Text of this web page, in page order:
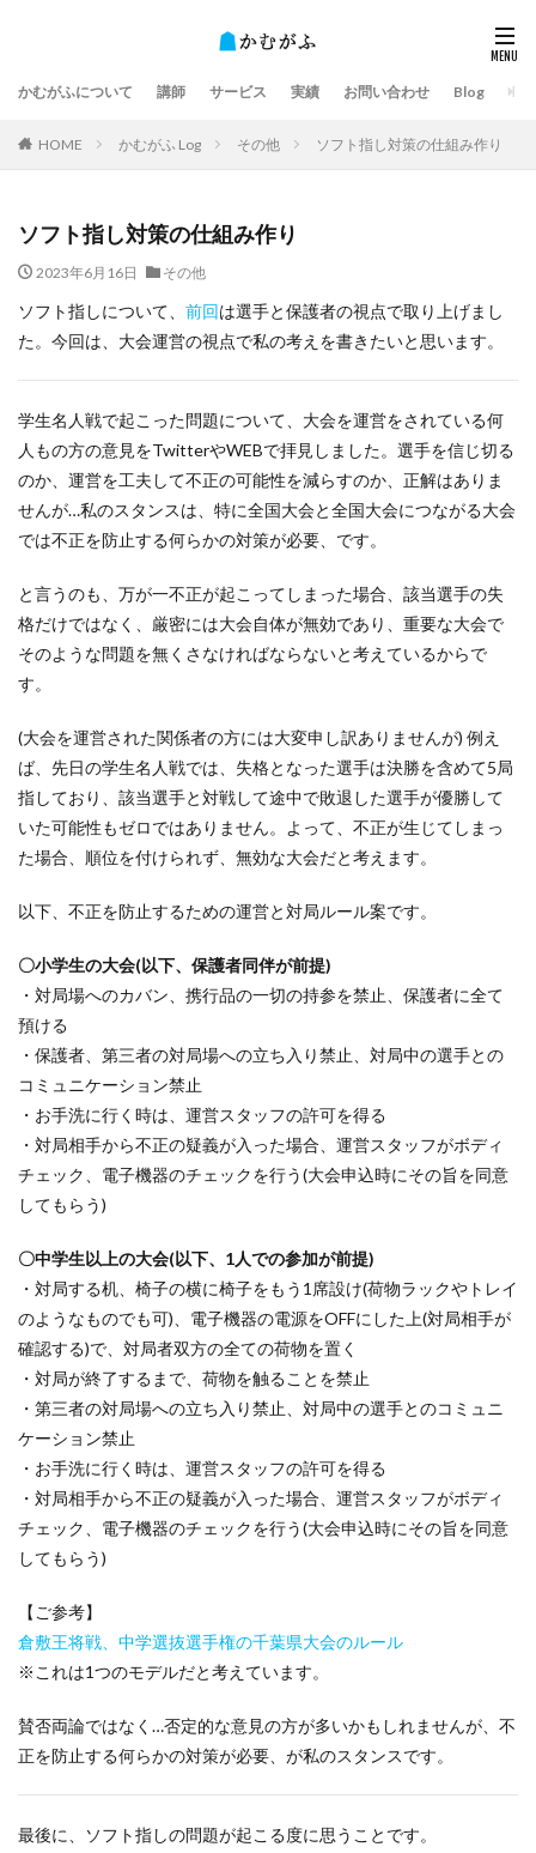
かむがふについて 講師 サービス 実績 お問い合わせ Blog
HOME かむがふ Log その他 ソフト指し対策の仕組み作り
ソフト指し対策の仕組み作り
2023年6月16日 その他
ソフト指しについて、 前回は選手と保護者の視点で取り上げまし
た。今回は、大会運営の視点で私の考えを書きたいと思います。
学生名人戦で起こった問題について、大会を運営をされている何
人もの方の意見をTwitterやWEBで拝見しました。選手を信じ切る
のか、運営を工夫して不正の可能性を減らすのか、正解はありま
せんが…私のスタンスは、特に全国大会と全国大会につながる大会
では不正を防止する何らかの対策が必要、です。
と言うのも、万が一不正が起こってしまった場合、該当選手の失
格だけではなく、厳密には大会自体が無効であり、重要な大会で
そのような問題を無くさなければならないと考えているからで
す。
(大会を運営された関係者の方には大変申し訳ありませんが) 例え
ば、先日の学生名人戦では、失格となった選手は決勝を含めて5局
指しており、該当選手と対戦して途中で敗退した選手が優勝して
いた可能性もゼロではありません。よって、不正が生じてしまっ
た場合、順位を付けられず、無効な大会だと考えます。
以下、不正を防止するための運営と対局ルール案です。
〇小学生の大会(以下、保護者同伴が前提)
・対局場へのカバン、携行品の一切の持参を禁止、保護者に全て
預ける
・保護者、第三者の対局場への立ち入り禁止、対局中の選手との
コミュニケーション禁止
・お手洗に行く時は、運営スタッフの許可を得る
・対局相手から不正の疑義が入った場合、運営スタッフがボディ
チェック、電子機器のチェックを行う(大会申込時にその旨を同意
してもらう)
〇中学生以上の大会(以下、1人での参加が前提)
・対局する机、椅子の横に椅子をもう1席設け(荷物ラックやトレイ
のようなものでも可)、電子機器の電源をOFFにした上(対局相手が
確認する)で、対局者双方の全ての荷物を置く
・対局が終了するまで、荷物を触ることを禁止
・第三者の対局場への立ち入り禁止、対局中の選手とのコミュニ
ケーション禁止
・お手洗に行く時は、運営スタッフの許可を得る
・対局相手から不正の疑義が入った場合、運営スタッフがボディ
チェック、電子機器のチェックを行う(大会申込時にその旨を同意
してもらう)
【ご参考】
倉敷王将戦、中学選抜選手権の千葉県大会のルール
※これは1つのモデルだと考えています。
賛否両論ではなく…否定的な意見の方が多いかもしれませんが、不
正を防止する何らかの対策が必要、が私のスタンスです。
最後に、ソフト指しの問題が起こる度に思うことです。